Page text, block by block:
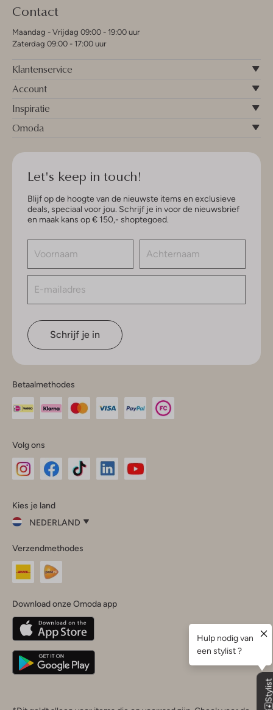
Contact
Maandag - Vrijdag 09:00 - 19:00 uur
Zaterdag 09:00 - 17:00 uur
Klantenservice
Account
Inspiratie
Omoda
Let's keep in touch!
Blijf op de hoogte van de nieuwste items en exclusieve
deals, speciaal voor jou. Schrijf je in voor de nieuwsbrief
en maak kans op € 150,- shoptegoed.
Schrijf je in
Betaalmethodes
Volg ons
InstagramFacebook
Kies je land
NEDERLAND
je
land
Nederland
Belgique(Français)
Deutschland
Verzendmethodes
Download onze Omoda app